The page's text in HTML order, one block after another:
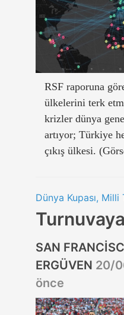
RSF raporuna
ülkelerini terk
krizler dünya
artıyor; Türkiye
çıkış ülkesi.
Dünya Kupası, Milli
SAN
ERGÜVEN 20/
önce